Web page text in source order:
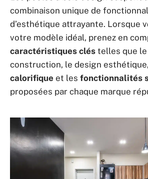
combinaison unique de
d’esthétique attrayante. Lorsque
votre modèle idéal, prenez en
caractéristiques clés telles que
construction, le design
calorifique et les fonctionnalités
proposées par chaque marque